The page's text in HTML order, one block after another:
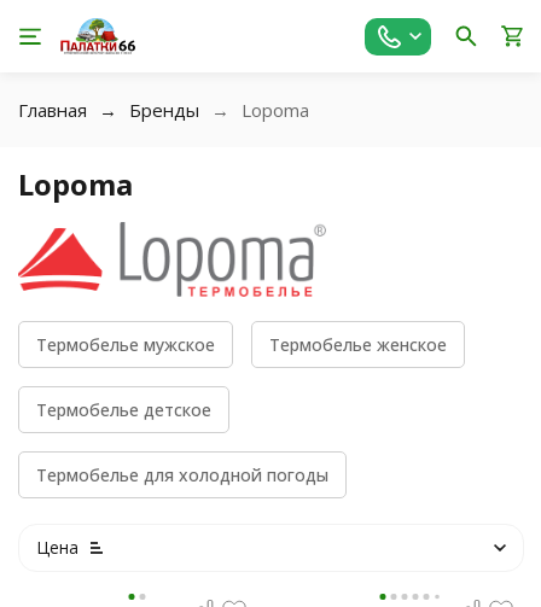
Главная Бренды Lopoma
Lopoma
Термобелье мужское Термобелье женское
Термобелье детское
Термобелье для холодной погоды
Цена